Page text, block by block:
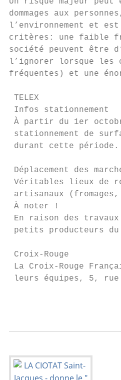
dommages aux
l’environnement et
critères: une faible
société peuvent être
l’ignorer lorsque les
fréquentes) et
TELEX
Infos stationnement
À partir du 1er
stationnement de
durant cette période.
Déplacement des
Véritables lieux de
artisanaux
À noter !
En raison des
petits producteurs
Croix-Rouge
La Croix-Rouge
leurs équipes, 5, rue